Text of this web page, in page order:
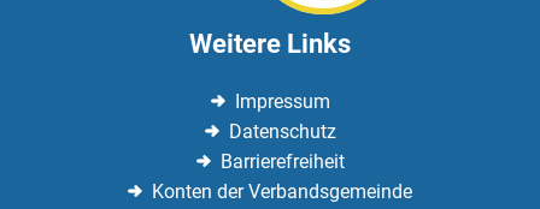
Weitere Links
Impressum
Datenschutz
Barrierefreiheit
Konten der Verbandsgemeinde